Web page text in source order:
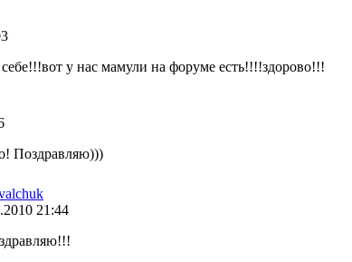
у нас мамули на форуме есть!!!!здорово!!!
Поздравляю)))
21:44